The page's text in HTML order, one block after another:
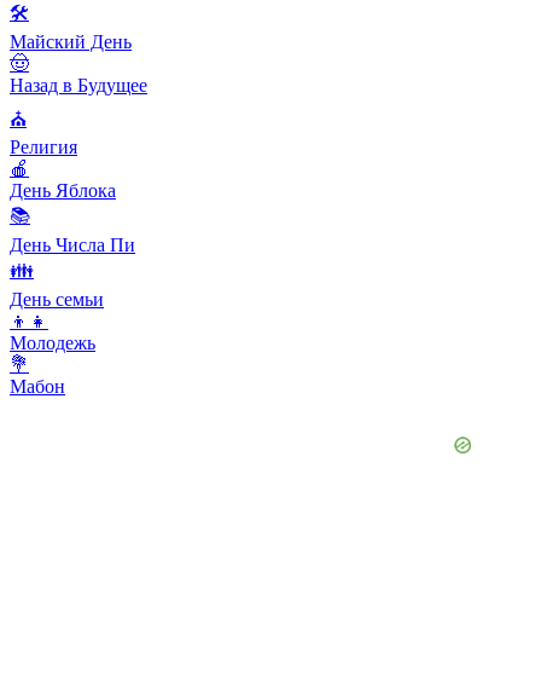
🛠
Майский День
🤠
Назад в Будущее
⛪️
Религия
🍎
День Яблока
📚
День Числа Пи
👪
День семьи
👦👧
Молодежь
💐
Мабон